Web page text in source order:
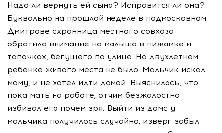
Надо ли вернуть ей сына? Исправится ли она?
Буквально на прошлой неделе в подмосковном
Дмитрове охранница местного совхоза
обратила внимание на малыша в пижамке и
тапочках, бегущего по улице. На двухлетнем
ребенке живого места не было. Мальчик искал
маму, и не хотел идти домой. Выяснилось, что
пока мать на работе, отчим безжалостно
избивал его почем зря. Выйти из дома у
мальчика получилось случайно, изверг забыл